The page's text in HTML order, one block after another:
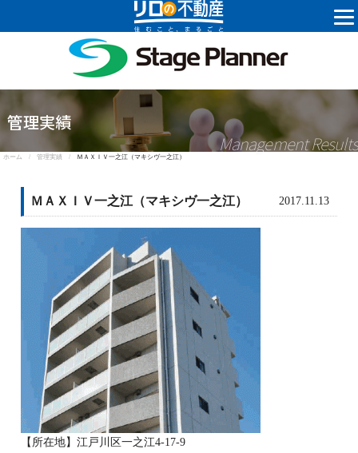
管理実績
Management Results
ホーム /管理実績 / ＭＡＸＩＶ一之江（マキシヴ一之江）
ＭＡＸＩＶ一之江（マキシヴ一之江） 2017.11.13
【所在地】江戸川区一之江4-17-9